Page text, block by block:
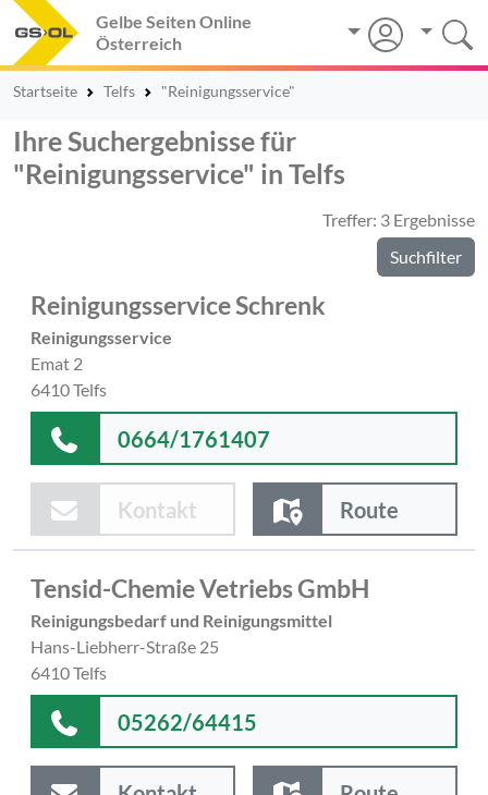
Gelbe Seiten Online
Österreich
Startseite Telfs "Reinigungsservice"
Ihre Suchergebnisse für
"Reinigungsservice" in Telfs
Treffer: 3 Ergebnisse
Suchfilter
Reinigungsservice Schrenk
Reinigungsservice
Emat 2
6410 Telfs
0664/1761407
Kontakt Route
Tensid-Chemie Vetriebs GmbH
Reinigungsbedarf und Reinigungsmittel
Hans-Liebherr-Straße 25
6410 Telfs
05262/64415